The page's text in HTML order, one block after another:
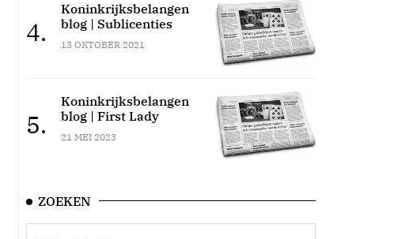
4.
Koninkrijksbelangen
blog | Sublicenties
13 OKTOBER 2021
5.
Koninkrijksbelangen
blog | First Lady
21 MEI 2023
ZOEKEN